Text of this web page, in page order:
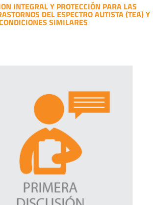
INTEGRAL Y PROTECCIÓN PARA LAS
DEL ESPECTRO AUTISTA (TEA) Y
SIMILARES